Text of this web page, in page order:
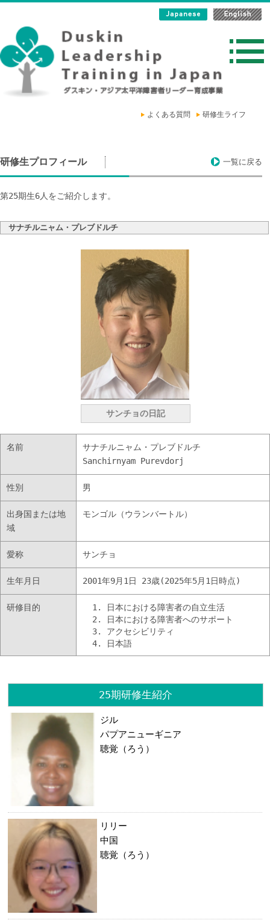
よくある質問 研修生ライフ
研修生プロフィール 一覧に戻る
第25期生6人をご紹介します。
サナチルニャム・プレブドルチ
サンチョの日記
名前
サナチルニャム・プレブドルチ
Sanchirnyam Purevdorj
性別 男
出身国または地
域
モンゴル（ウランバートル）
愛称 サンチョ
生年月日 2001年9月1日 23歳(2025年5月1日時点)
研修目的
日本における障害者の自立生活
日本における障害者へのサポート
アクセシビリティ
日本語
25期研修生紹介
ジル
パプアニューギニア
聴覚（ろう）
リリー
中国
聴覚（ろう）